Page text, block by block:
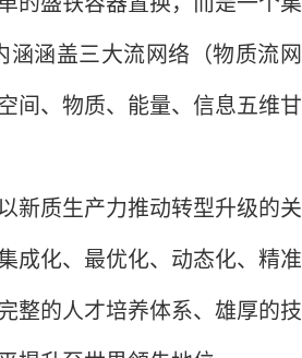
涵盖三大流网络（物质流网
间、物质、能量、信息五维甘
新质生产力推动转型升级的关
成化、最优化、动态化、精准
整的人才培养体系、雄厚的技